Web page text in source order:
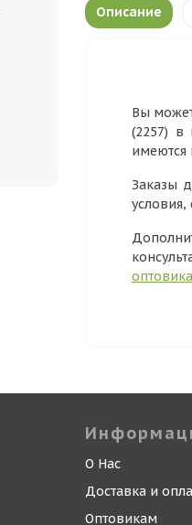
Описание
Вы
(2257) в
имеются
Заказы
условия,
О Нас
Доставка и
Оптовикам